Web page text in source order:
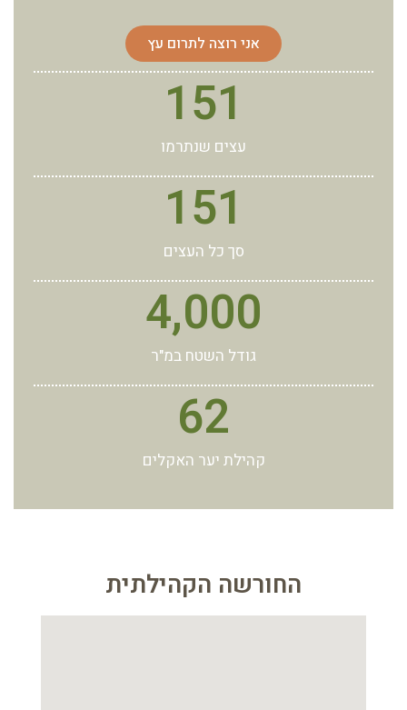
אני רוצה לתרום עץ
151
עצים שנתרמו
151
סך כל העצים
4,000
גודל השטח במ"ר
62
קהילת יער האקלים
החורשה הקהילתית